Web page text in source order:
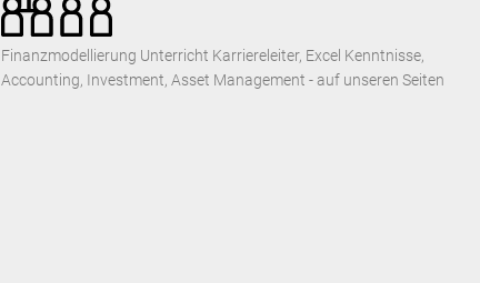
Finanzmodellierung Unterricht Karriereleiter, Excel Kenntnisse,
Accounting, Investment, Asset Management - auf unseren Seiten